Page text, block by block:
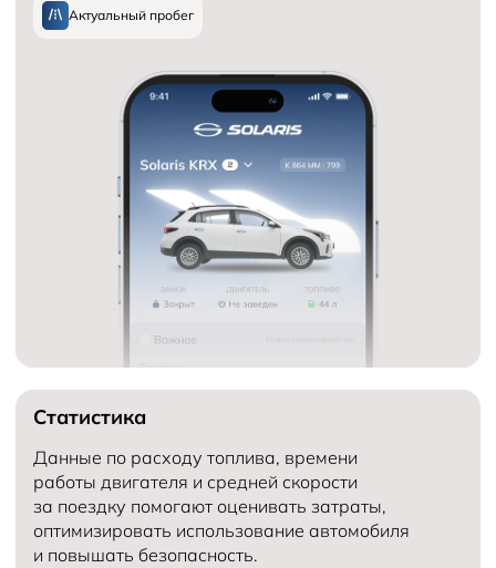
Актуальный пробег
Статистика
Данные по расходу топлива, времени
работы двигателя и средней скорости
за поездку помогают оценивать затраты,
оптимизировать использование автомобиля
и повышать безопасность.